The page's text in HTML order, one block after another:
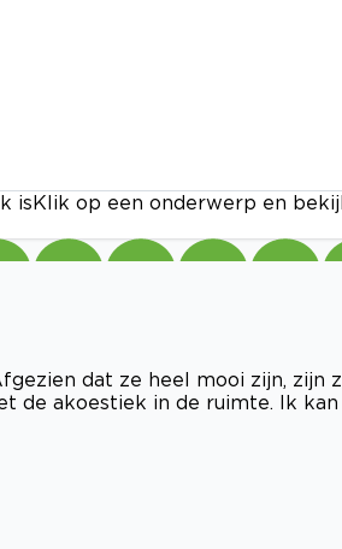
is Klik op een onderwerp en
dat ze heel mooi zijn, zijn
de akoestiek in de ruimte. Ik kan